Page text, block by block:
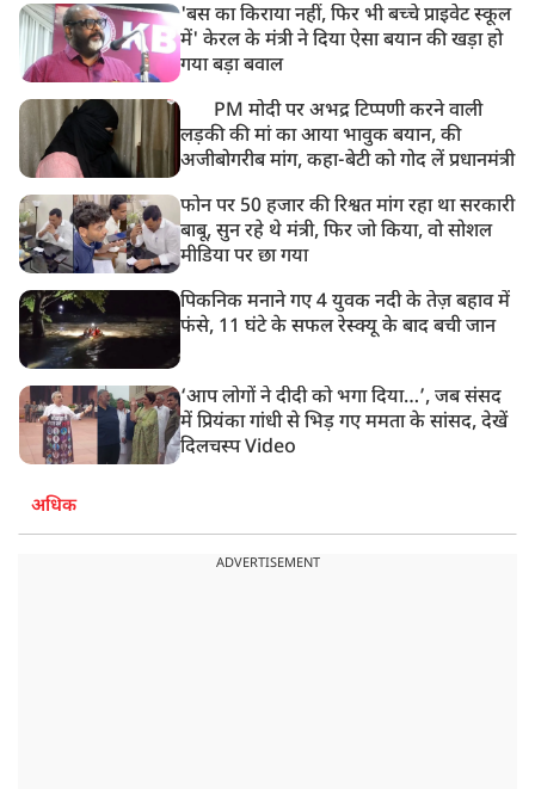
'बस का किराया नहीं, फिर भी बच्चे प्राइवेट स्कूल
में' केरल के मंत्री ने दिया ऐसा बयान की खड़ा हो
गया बड़ा बवाल
PM मोदी पर अभद्र टिप्पणी करने वाली
लड़की की मां का आया भावुक बयान, की
अजीबोगरीब मांग, कहा-बेटी को गोद लें प्रधानमंत्री
फोन पर 50 हजार की रिश्वत मांग रहा था सरकारी
बाबू, सुन रहे थे मंत्री, फिर जो किया, वो सोशल
मीडिया पर छा गया
पिकनिक मनाने गए 4 युवक नदी के तेज़ बहाव में
फंसे, 11 घंटे के सफल रेस्क्यू के बाद बची जान
‘आप लोगों ने दीदी को भगा दिया…’, जब संसद
में प्रियंका गांधी से भिड़ गए ममता के सांसद, देखें
दिलचस्प Video
अधिक
ADVERTISEMENT